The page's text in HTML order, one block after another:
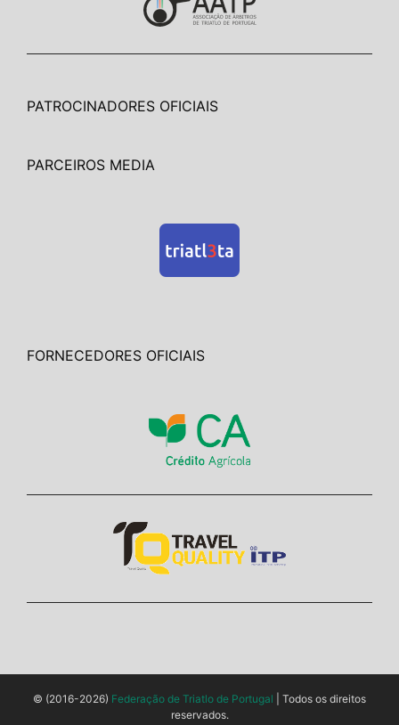
PATROCINADORES OFICIAIS
PARCEIROS MEDIA
FORNECEDORES OFICIAIS
© (2016-2026) Federação de Triatlo de Portugal | Todos os direitos
reservados.